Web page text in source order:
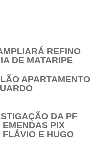
REFINO
DE MATARIPE
APARTAMENTO
DA PF
EMENDAS PIX
FLÁVIO E HUGO